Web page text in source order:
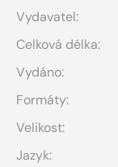
Vydavatel:
Celková délka:
Vydáno:
Formáty:
Velikost:
Jazyk: